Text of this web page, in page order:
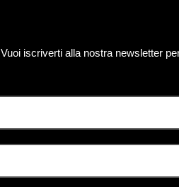
Vuoi iscriverti alla nostra newsletter